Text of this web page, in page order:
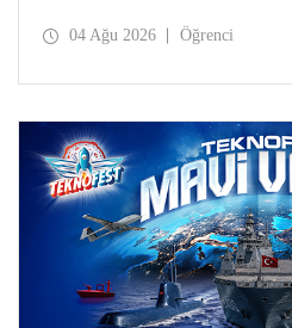
Etkinliklere Katılım Desteği
04 Ağu 2026 Öğrenci